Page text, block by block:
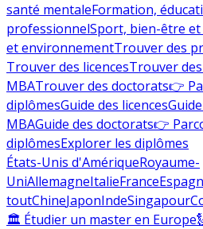
santé mentaleFormation,
professionnelSport, bien-être et
et environnementTrouver des
Trouver des licencesTrouver
MBATrouver des doctorats👉
diplômesGuide des licences
MBAGuide des doctorats👉
diplômesExplorer les diplômes
États-Unis d'AmériqueRoyaume-
UniAllemagneItalieFrance
toutChineJaponIndeSingapour
🏛 Étudier un master en Europe